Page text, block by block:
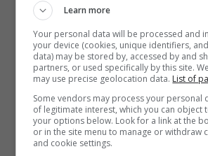
evolutivo e riproduttivo e il
giocare un ruolo importante
sopravvivenza della specie
riproduzione. Infatti per gli
punto di vista evolutivo,
occasioni di rapporti
donne significa avere perso
Learn more
Your personal data will be processed and
your device (cookies, unique identifiers,
data) may be stored by, accessed by and
partners, or used specifically by this site.
may use precise geolocation data. List of
Some vendors may process your personal
of legitimate interest, which you can object
your options below. Look for a link at the
or in the site menu to manage or withdraw
and cookie settings.